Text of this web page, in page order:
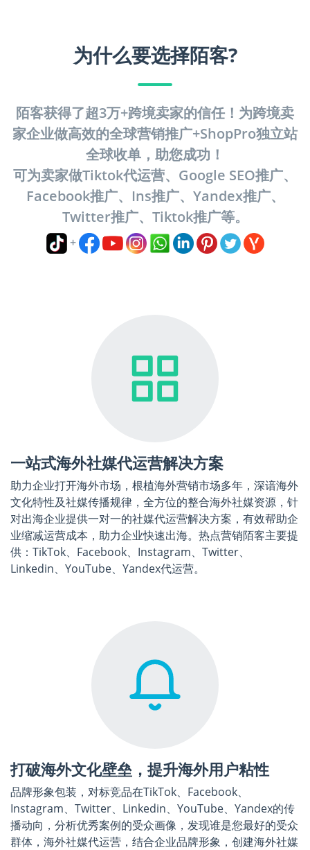
为什么要选择陌客?
陌客获得了超3万+跨境卖家的信任！为跨境卖
家企业做高效的全球营销推广+ShopPro独立站
全球收单，助您成功！
可为卖家做Tiktok代运营、Google SEO推广、
Facebook推广、Ins推广、Yandex推广、
Twitter推广、Tiktok推广等。
+
一站式海外社媒代运营解决方案
助力企业打开海外市场，根植海外营销市场多年，深谙海外
文化特性及社媒传播规律，全方位的整合海外社媒资源，针
对出海企业提供一对一的社媒代运营解决方案，有效帮助企
业缩减运营成本，助力企业快速出海。热点营销陌客主要提
供：TikTok、Facebook、Instagram、Twitter、
Linkedin、YouTube、Yandex代运营。
打破海外文化壁垒，提升海外用户粘性
品牌形象包装，对标竞品在TikTok、Facebook、
Instagram、Twitter、Linkedin、YouTube、Yandex的传
播动向，分析优秀案例的受众画像，发现谁是您最好的受众
群体，海外社媒代运营，结合企业品牌形象，创建海外社媒